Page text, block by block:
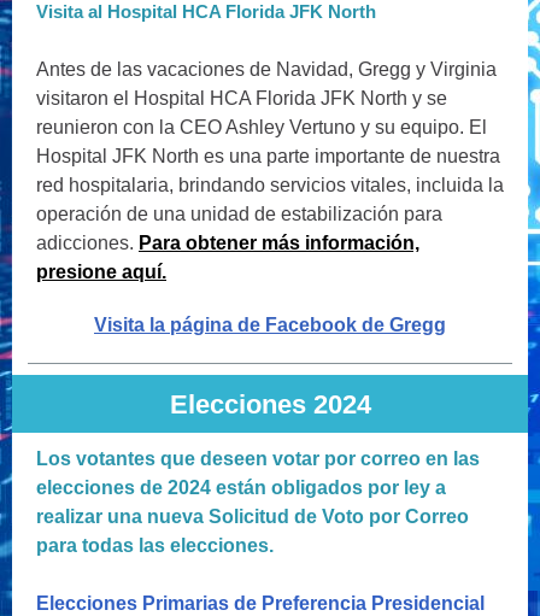
Visita al Hospital HCA Florida JFK North
Antes de las vacaciones de Navidad, Gregg y Virginia
visitaron el Hospital HCA Florida JFK North y se
reunieron con la CEO Ashley Vertuno y su equipo. El
Hospital JFK North es una parte importante de nuestra
red hospitalaria, brindando servicios vitales, incluida la
operación de una unidad de estabilización para
adicciones. Para obtener más información,
presione aquí.
Visita la página de Facebook de Gregg
Elecciones 2024
Los votantes que deseen votar por correo en las
elecciones de 2024 están obligados por ley a
realizar una nueva Solicitud de Voto por Correo
para todas las elecciones.
Elecciones Primarias de Preferencia Presidencial